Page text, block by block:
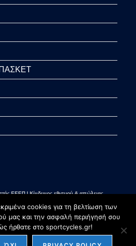
ΕΕΕΠ | Κίνδυνος εθισμού & απώλειας
cookies για τη βελτίωση των
μας και την ασφαλή περιήγησή σου
ήρθατε στο sportcycles.gr!